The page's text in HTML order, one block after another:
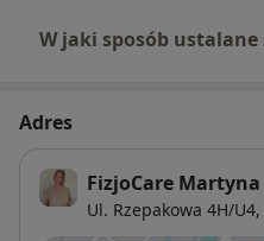
W jaki sposób ustalane
Adres
FizjoCare
Ul. Rzepakowa 4H/U4,